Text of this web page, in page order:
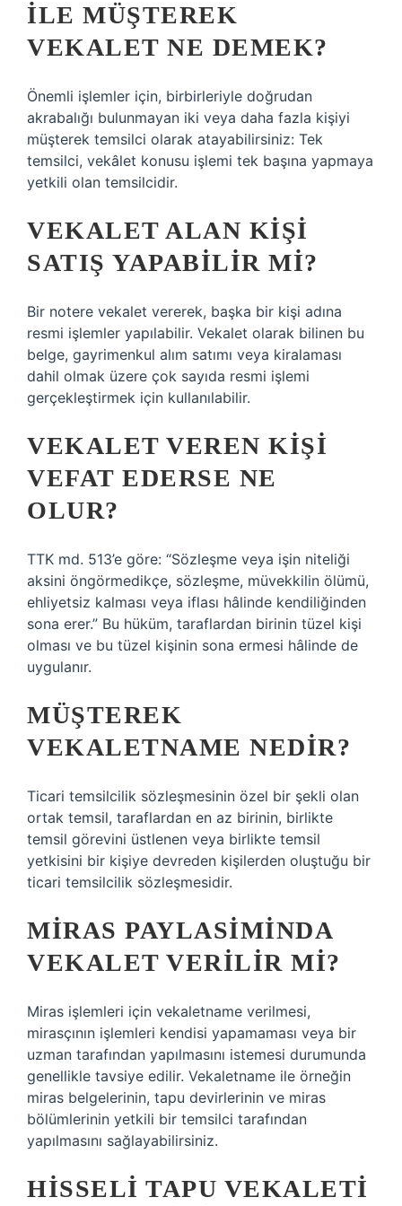
ILE MÜŞTEREK
VEKALET NE DEMEK?
Önemli işlemler için, birbirleriyle doğrudan
akrabalığı bulunmayan iki veya daha fazla kişiyi
müşterek temsilci olarak atayabilirsiniz: Tek
temsilci, vekâlet konusu işlemi tek başına yapmaya
yetkili olan temsilcidir.
VEKALET ALAN KIŞI
SATIŞ YAPABILIR MI?
Bir notere vekalet vererek, başka bir kişi adına
resmi işlemler yapılabilir. Vekalet olarak bilinen bu
belge, gayrimenkul alım satımı veya kiralaması
dahil olmak üzere çok sayıda resmi işlemi
gerçekleştirmek için kullanılabilir.
VEKALET VEREN KIŞI
VEFAT EDERSE NE
OLUR?
TTK md. 513’e göre: “Sözleşme veya işin niteliği
aksini öngörmedikçe, sözleşme, müvekkilin ölümü,
ehliyetsiz kalması veya iflası hâlinde kendiliğinden
sona erer.” Bu hüküm, taraflardan birinin tüzel kişi
olması ve bu tüzel kişinin sona ermesi hâlinde de
uygulanır.
MÜŞTEREK
VEKALETNAME NEDIR?
Ticari temsilcilik sözleşmesinin özel bir şekli olan
ortak temsil, taraflardan en az birinin, birlikte
temsil görevini üstlenen veya birlikte temsil
yetkisini bir kişiye devreden kişilerden oluştuğu bir
ticari temsilcilik sözleşmesidir.
MIRAS PAYLASIMINDA
VEKALET VERILIR MI?
Miras işlemleri için vekaletname verilmesi,
mirasçının işlemleri kendisi yapamaması veya bir
uzman tarafından yapılmasını istemesi durumunda
genellikle tavsiye edilir. Vekaletname ile örneğin
miras belgelerinin, tapu devirlerinin ve miras
bölümlerinin yetkili bir temsilci tarafından
yapılmasını sağlayabilirsiniz.
HISSELI TAPU VEKALETI